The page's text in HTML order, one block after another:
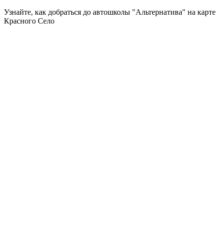
Узнайте, как добраться до автошколы "Альтернатива" на карте
Красного Село